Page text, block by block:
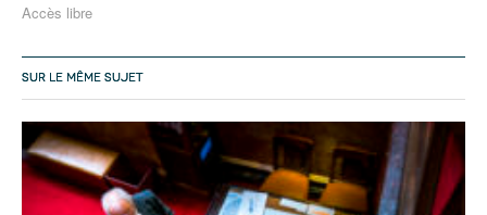
Accès libre
SUR LE MÊME SUJET